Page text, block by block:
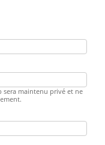
sera maintenu privé et ne